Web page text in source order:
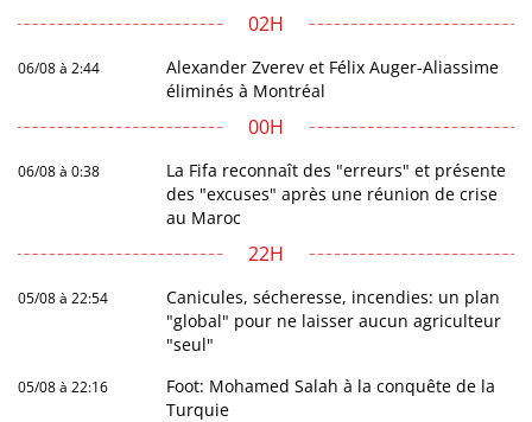
02H
06/08 à 2:44
Alexander Zverev et Félix Auger-Aliassime
éliminés à Montréal
00H
06/08 à 0:38
La Fifa reconnaît des "erreurs" et présente
des "excuses" après une réunion de crise
au Maroc
22H
05/08 à 22:54
Canicules, sécheresse, incendies: un plan
"global" pour ne laisser aucun agriculteur
"seul"
05/08 à 22:16
Foot: Mohamed Salah à la conquête de la
Turquie